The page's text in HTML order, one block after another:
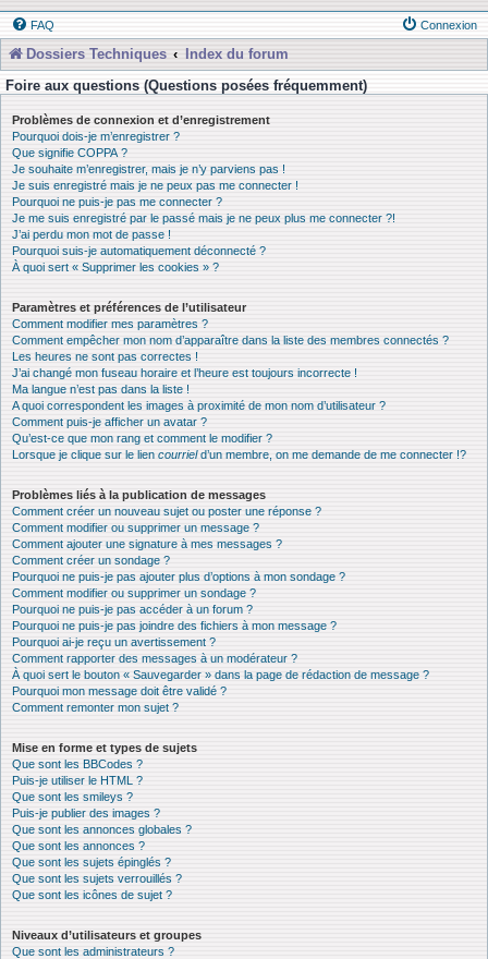
FAQ Connexion
Dossiers Techniques
Index du forum
Foire aux questions (Questions posées fréquemment)
Problèmes de connexion et d’enregistrement
Pourquoi dois-je m’enregistrer ?
Que signifie COPPA ?
Je souhaite m’enregistrer, mais je n’y parviens pas !
Je suis enregistré mais je ne peux pas me connecter !
Pourquoi ne puis-je pas me connecter ?
Je me suis enregistré par le passé mais je ne peux plus me connecter ?!
J’ai perdu mon mot de passe !
Pourquoi suis-je automatiquement déconnecté ?
À quoi sert « Supprimer les cookies » ?
Paramètres et préférences de l’utilisateur
Comment modifier mes paramètres ?
Comment empêcher mon nom d’apparaître dans la liste des membres connectés ?
Les heures ne sont pas correctes !
J’ai changé mon fuseau horaire et l’heure est toujours incorrecte !
Ma langue n’est pas dans la liste !
A quoi correspondent les images à proximité de mon nom d’utilisateur ?
Comment puis-je afficher un avatar ?
Qu’est-ce que mon rang et comment le modifier ?
Lorsque je clique sur le lien courrield’un membre, on me demande de me connecter !?
Problèmes liés à la publication de messages
Comment créer un nouveau sujet ou poster une réponse ?
Comment modifier ou supprimer un message ?
Comment ajouter une signature à mes messages ?
Comment créer un sondage ?
Pourquoi ne puis-je pas ajouter plus d’options à mon sondage ?
Comment modifier ou supprimer un sondage ?
Pourquoi ne puis-je pas accéder à un forum ?
Pourquoi ne puis-je pas joindre des fichiers à mon message ?
Pourquoi ai-je reçu un avertissement ?
Comment rapporter des messages à un modérateur ?
À quoi sert le bouton « Sauvegarder » dans la page de rédaction de message ?
Pourquoi mon message doit être validé ?
Comment remonter mon sujet ?
Mise en forme et types de sujets
Que sont les BBCodes ?
Puis-je utiliser le HTML ?
Que sont les smileys ?
Puis-je publier des images ?
Que sont les annonces globales ?
Que sont les annonces ?
Que sont les sujets épinglés ?
Que sont les sujets verrouillés ?
Que sont les icônes de sujet ?
Niveaux d’utilisateurs et groupes
Que sont les administrateurs ?